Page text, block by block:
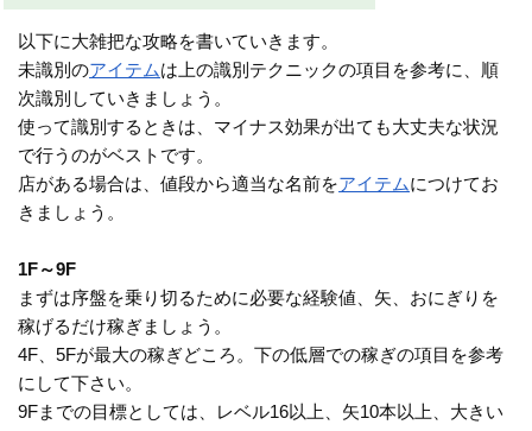
以下に大雑把な攻略を書いていきます。
未識別のアイテムは上の識別テクニックの項目を参考に、順
次識別していきましょう。
使って識別するときは、マイナス効果が出ても大丈夫な状況
で行うのがベストです。
店がある場合は、値段から適当な名前をアイテムにつけてお
きましょう。
1F～9F
まずは序盤を乗り切るために必要な経験値、矢、おにぎりを
稼げるだけ稼ぎましょう。
4F、5Fが最大の稼ぎどころ。下の低層での稼ぎの項目を参考
にして下さい。
9Fまでの目標としては、レベル16以上、矢10本以上、大きい